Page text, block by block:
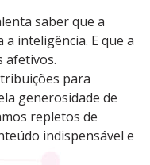
saber que a
inteligência. E que a
afetivos.
para
generosidade de
repletos de
indispensável e